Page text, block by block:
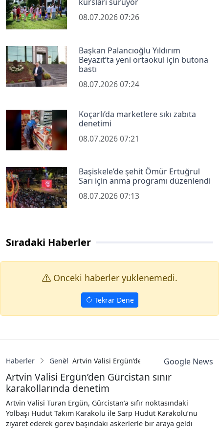
08.07.2026 07:26
Başkan Palancıoğlu Yıldırım
Beyazıt’ta yeni ortaokul için butona
bastı
08.07.2026 07:24
Koçarlı’da marketlere sıkı zabıta
denetimi
08.07.2026 07:21
Başiskele’de şehit Ömür Ertuğrul
Sarı için anma programı düzenlendi
08.07.2026 07:13
Sıradaki Haberler
Onceki haberler yuklenemedi.
Tekrar Dene
Haberler Genel Artvin Valisi Ergün’den Gürcistan sınır
Google News
Artvin Valisi Ergün’den Gürcistan sınır
karakollarında denetim
Artvin Valisi Turan Ergün, Gürcistan’a sıfır noktasındaki
Yolbaşı Hudut Takım Karakolu ile Sarp Hudut Karakolu’nu
ziyaret ederek görev başındaki askerlerle bir araya geldi